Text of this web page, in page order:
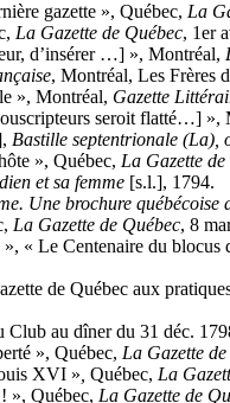
gazette », Québec, La
La Gazette de Québec, 1er
d’insérer …] », Montréal,
, Montréal, Les Frères
», Montréal, Gazette
seroit flatté…] »,
Bastille septentrionale (La),
», Québec, La Gazette de
et sa femme [s.l.], 1794.
Une brochure
La Gazette de Québec, 8
« Le Centenaire du
de Québec aux
au dîner du 31 déc.
», Québec, La Gazette
XVI » Québec, La
», Québec, La Gazette de